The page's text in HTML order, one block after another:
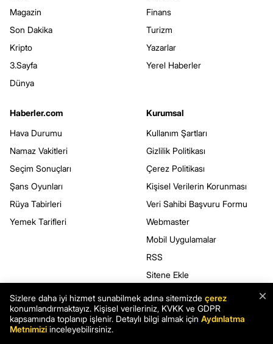
Magazin
Son Dakika
Kripto
3.Sayfa
Dünya
Finans
Turizm
Yazarlar
Yerel Haberler
Haberler.com
Hava Durumu
Namaz Vakitleri
Seçim Sonuçları
Şans Oyunları
Rüya Tabirleri
Yemek Tarifleri
Kurumsal
Kullanım Şartları
Gizlilik Politikası
Çerez Politikası
Kişisel Verilerin Korunması
Veri Sahibi Başvuru Formu
Webmaster
Mobil Uygulamalar
RSS
Sitene Ekle
BİZİ TAKİP EDİN
×
Sizlere daha iyi hizmet sunabilmek adına sitemizde çerez
konumlandırmaktayız. Kişisel verileriniz, KVKK ve GDPR
kapsamında toplanıp işlenir. Detaylı bilgi almak için Aydınlatma
Metnimizi inceleyebilirsiniz.